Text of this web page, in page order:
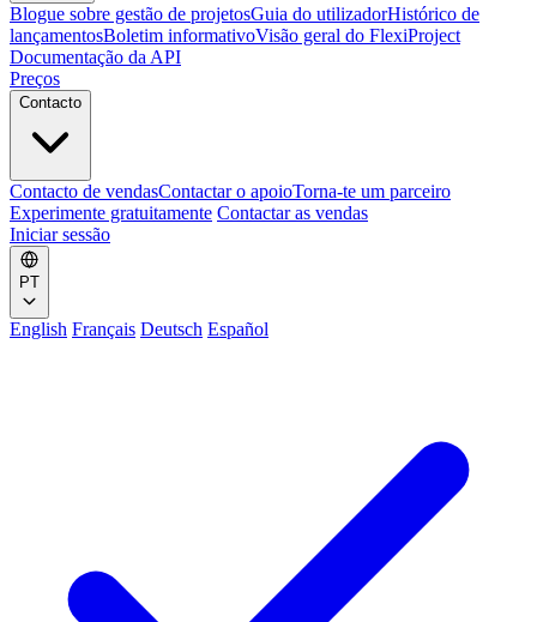
Blogue sobre gestão de projetosGuia do utilizadorHistórico de
lançamentosBoletim informativoVisão geral do FlexiProject
Documentação da API
Preços
Contacto
Contacto de vendasContactar o apoioTorna-te um parceiro
Experimente gratuitamente Contactar as vendas
Iniciar sessão
PT
English Français Deutsch Español